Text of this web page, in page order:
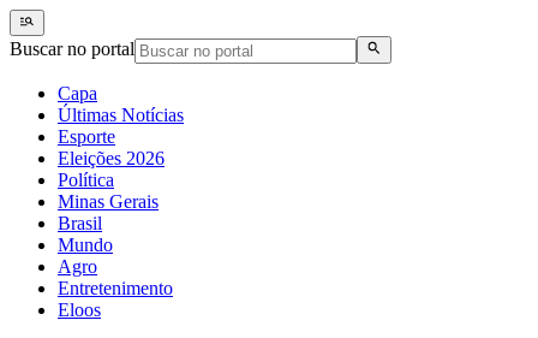
Buscar no portal
Capa
Últimas Notícias
Esporte
Eleições 2026
Política
Minas Gerais
Brasil
Mundo
Agro
Entretenimento
Eloos